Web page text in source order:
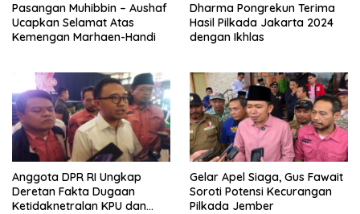
Pasangan Muhibbin – Aushaf
Ucapkan Selamat Atas
Kemengan Marhaen-Handi
Dharma Pongrekun Terima
Hasil Pilkada Jakarta 2024
dengan Ikhlas
Anggota DPR RI Ungkap
Deretan Fakta Dugaan
Ketidaknetralan KPU dan
Gelar Apel Siaga, Gus Fawait
Soroti Potensi Kecurangan
Pilkada Jember